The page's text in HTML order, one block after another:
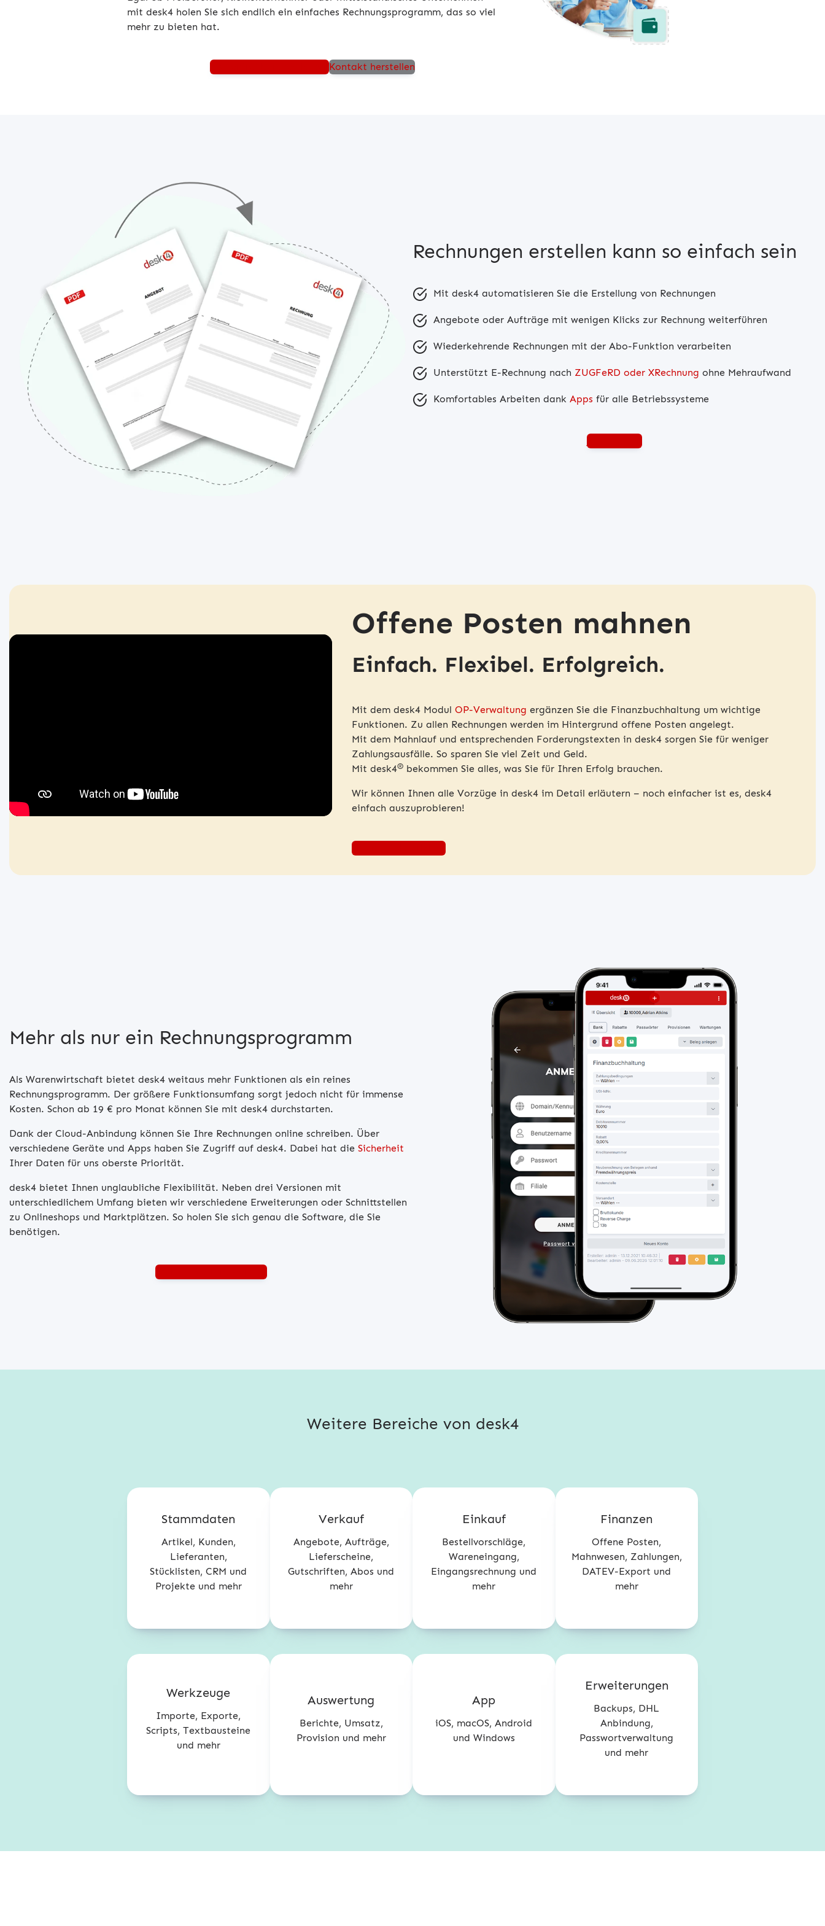
mit desk4 holen Sie sich endlich ein einfaches Rechnungsprogramm, das so viel
mehr zu bieten hat.
Kostenfrei beraten lassenKontakt herstellen
Rechnungen erstellen kann so einfach sein
Mit desk4 automatisieren Sie die Erstellung von Rechnungen
Angebote oder Aufträge mit wenigen Klicks zur Rechnung weiterführen
Wiederkehrende Rechnungen mit der Abo-Funktion verarbeiten
Unterstützt E-Rechnung nach ZUGFeRD oder XRechnung ohne Mehraufwand
Komfortables Arbeiten dank Apps für alle Betriebssysteme
Offene Posten mahnen
Einfach. Flexibel. Erfolgreich.
Mit dem desk4 Modul OP-Verwaltung ergänzen Sie die Finanzbuchhaltung um wichtige
Funktionen. Zu allen Rechnungen werden im Hintergrund offene Posten angelegt.
Mit dem Mahnlauf und entsprechenden Forderungstexten in desk4 sorgen Sie für weniger
Zahlungsausfälle. So sparen Sie viel Zeit und Geld.
Mit desk4®bekommen Sie alles, was Sie für Ihren Erfolg brauchen.
Wir können Ihnen alle Vorzüge in desk4 im Detail erläutern – noch einfacher ist es, desk4
einfach auszuprobieren!
Mehr als nur ein Rechnungsprogramm
Als Warenwirtschaft bietet desk4 weitaus mehr Funktionen als ein reines
Rechnungsprogramm. Der größere Funktionsumfang sorgt jedoch nicht für immense
Kosten. Schon ab 19 € pro Monat können Sie mit desk4 durchstarten.
Dank der Cloud-Anbindung können Sie Ihre Rechnungen online schreiben. Über
verschiedene Geräte und Apps haben Sie Zugriff auf desk4. Dabei hat die Sicherheit
Ihrer Daten für uns oberste Priorität.
desk4 bietet Ihnen unglaubliche Flexibilität. Neben drei Versionen mit
unterschiedlichem Umfang bieten wir verschiedene Erweiterungen oder Schnittstellen
zu Onlineshops und Marktplätzen. So holen Sie sich genau die Software, die Sie
benötigen.
Wählen Sie Ihre Version
Weitere Bereiche von desk4
Stammdaten
Artikel, Kunden,
Lieferanten,
Stücklisten, CRM und
Projekte und mehr
Verkauf
Angebote, Aufträge,
Lieferscheine,
Gutschriften, Abos und
mehr
Einkauf
Bestellvorschläge,
Wareneingang,
Eingangsrechnung und
mehr
Finanzen
Offene Posten,
Mahnwesen, Zahlungen,
DATEV-Export und
mehr
Werkzeuge
Importe, Exporte,
Scripts, Textbausteine
und mehr
Auswertung
Berichte, Umsatz,
Provision und mehr
App
iOS, macOS, Android
und Windows
Erweiterungen
Backups, DHL
Anbindung,
Passwortverwaltung
und mehr